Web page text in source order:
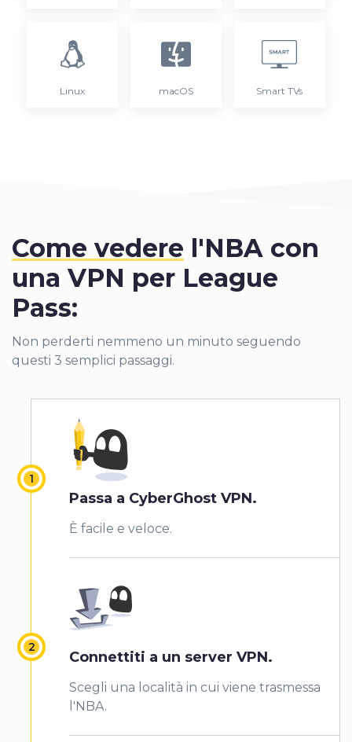
Linux macOS Smart TVs
Come vedere l'NBA con
una VPN per League
Pass:
Non perderti nemmeno un minuto seguendo
questi 3 semplici passaggi.
Passa a CyberGhost VPN.
È facile e veloce.
Connettiti a un server VPN.
Scegli una località in cui viene trasmessa
l'NBA.